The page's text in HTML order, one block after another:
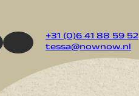
+31 (0)6 41 88 59 52
tessa@nownow.nl